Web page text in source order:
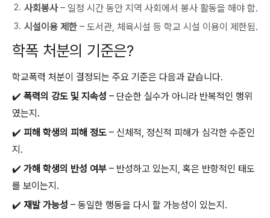
사회봉사– 일정 시간 동안 지역 사회에서 봉사 활동을 해야 함.
시설이용 제한 – 도서관, 체육시설 등 학교 시설 이용이 제한됨.
학폭 처분의 기준은?
학교폭력 처분이 결정되는 주요 기준은 다음과 같습니다.
✔️ 폭력의 강도 및 지속성 – 단순한 실수가 아니라 반복적인 행위
였는지.
✔️ 피해 학생의 피해 정도 – 신체적, 정신적 피해가 심각한 수준인
지.
✔️ 가해 학생의 반성 여부 – 반성하고 있는지, 혹은 반항적인 태도
를 보이는지.
✔️ 재발 가능성 – 동일한 행동을 다시 할 가능성이 있는지.